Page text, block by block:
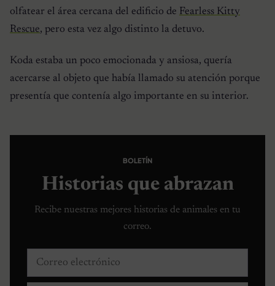
olfatear el área cercana del edificio de Fearless Kitty
Rescue, pero esta vez algo distinto la detuvo.
Koda estaba un poco emocionada y ansiosa, quería
acercarse al objeto que había llamado su atención porque
presentía que contenía algo importante en su interior.
BOLETÍN
Historias que abrazan
Recibe nuestras mejores historias de animales en tu
correo.
Correo electrónico